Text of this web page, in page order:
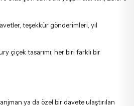
teşekkür gönderimleri, yıl
çiçek tasarımı; her biri farklı bir
ya da özel bir davete ulaştırılan